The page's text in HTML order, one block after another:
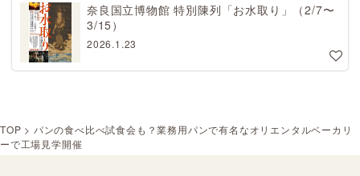
奈良国立博物館 特別陳列「お水取り」（2/7〜
3/15）
2026.1.23
TOP > パンの食べ比べ試食会も？業務用パンで有名なオリエンタルベーカリ
ーで工場見学開催